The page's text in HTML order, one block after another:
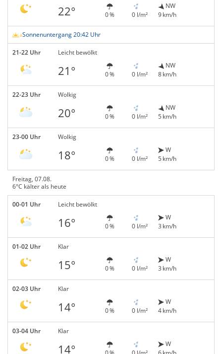
22° 0 % 0 l/m²
NW
9 km/h
Sonnenuntergang 20:42 Uhr
21-22 Uhr Leicht bewölkt
21° 0 % 0 l/m²
NW
8 km/h
22-23 Uhr Wolkig
20° 0 % 0 l/m²
NW
5 km/h
23-00 Uhr Wolkig
18° 0 % 0 l/m²
W
5 km/h
Freitag, 07.08.
6°C kälter als heute
00-01 Uhr Leicht bewölkt
16° 0 % 0 l/m²
W
3 km/h
01-02 Uhr Klar
15° 0 % 0 l/m²
W
3 km/h
02-03 Uhr Klar
14° 0 % 0 l/m²
W
4 km/h
03-04 Uhr Klar
14°
W